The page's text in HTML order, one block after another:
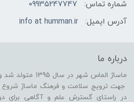
شماره تماس:
09935247747
آدرس ایمیل:
info at humman.ir
درباره ما
ماساژ الماس شهر در
جهت ترویج سلامت و فرهنگ ماساژ شروع
در راستای گسترش علم و آگاهی برای